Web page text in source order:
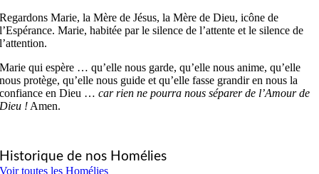
Regardons Marie, la Mère de Jésus, la Mère de Dieu, icône de
l’Espérance. Marie, habitée par le silence de l’attente et le silence de
l’attention.
Marie qui espère … qu’elle nous garde, qu’elle nous anime, qu’elle
nous protège, qu’elle nous guide et qu’elle fasse grandir en nous la
confiance en Dieu …car rien ne pourra nous séparer de l’Amour de
Dieu ! Amen.
Historique de nos Homélies
Voir toutes les Homélies